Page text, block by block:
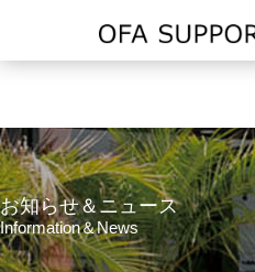
お知らせ＆ニュース
Information＆News